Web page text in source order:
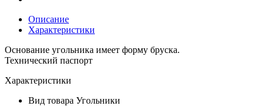
Описание
Характеристики
Основание угольника имеет форму бруска.
Технический паспорт
Характеристики
Вид товара Угольники